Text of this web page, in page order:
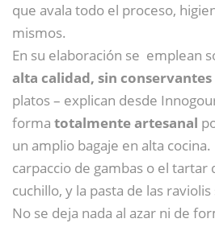
que avala todo el proceso,
mismos.
En su elaboración se emplean
alta calidad, sin
platos – explican desde
forma totalmente artesanal
un amplio bagaje en alta
carpaccio de gambas o el tartar
cuchillo, y la pasta de las
No se deja nada al azar ni de